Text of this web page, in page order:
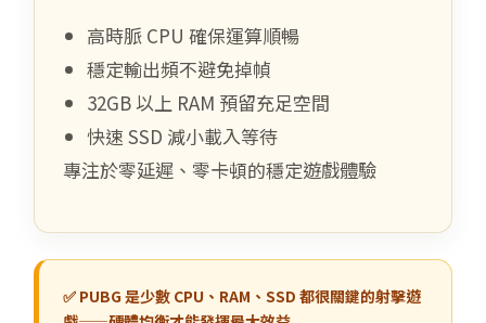
高時脈 CPU 確保運算順暢
穩定輸出頻不避免掉幀
32GB 以上 RAM 預留充足空間
快速 SSD 減小載入等待
專注於零延遲、零卡頓的穩定遊戲體驗
✅ PUBG 是少數 CPU、RAM、SSD 都很關鍵的射擊遊